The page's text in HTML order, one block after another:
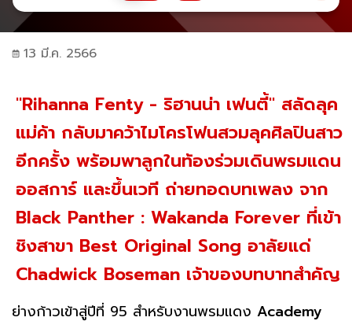
13 มี.ค. 2566
"Rihanna Fenty - ริฮานน่า เฟนตี้" สลัดลุค
แม่ค้า กลับมาคว้าไมโครโฟนสวมลุคศิลปินสาว
อีกครั้ง พร้อมพาลูกในท้องร่วมเดินพรมแดน
ออสการ์ และขึ้นเวที ถ่ายทอดบทเพลง จาก
Black Panther : Wakanda Forever ที่เข้า
ชิงสาขา Best Original Song อาลัยแด่
Chadwick Boseman เจ้าของบทบาทสำคัญ
ย่างก้าวเข้าสู่ปีที่ 95 สำหรับงานพรมแดง Academy